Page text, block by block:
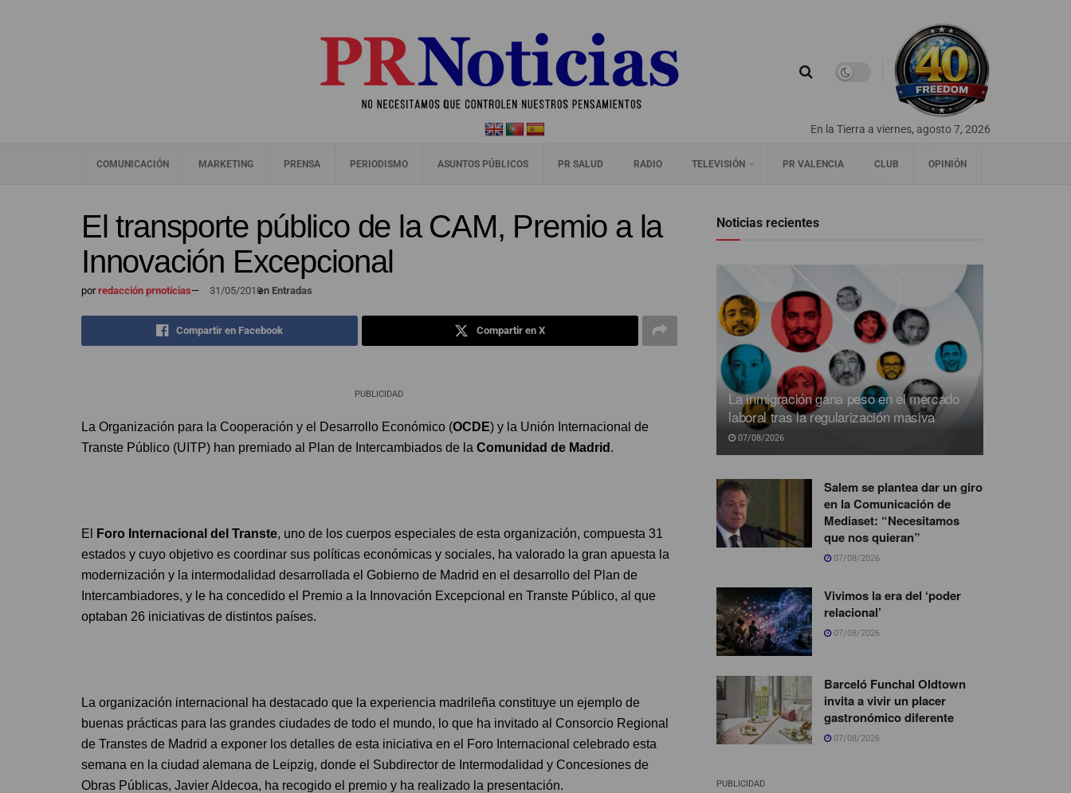
En la Tierra a viernes, agosto 7, 2026
COMUNICACIÓN MARKETING PRENSA PERIODISMO ASUNTOS PÚBLICOS PR SALUD RADIO TELEVISIÓN PR VALENCIA CLUB OPINIÓN
El transporte público de la CAM, Premio a la
Innovación Excepcional
porredacción prnoticias— 31/05/2010en Entradas
Compartir en Facebook Compartir en X
PUBLICIDAD
La Organización para la Cooperación y el Desarrollo Económico (OCDE) y la Unión Internacional de
Transte Público (UITP) han premiado al Plan de Intercambiados de la Comunidad de Madrid .
El Foro Internacional del Transte, uno de los cuerpos especiales de esta organización, compuesta 31
estados y cuyo objetivo es coordinar sus políticas económicas y sociales, ha valorado la gran apuesta la
modernización y la intermodalidad desarrollada el Gobierno de Madrid en el desarrollo del Plan de
Intercambiadores, y le ha concedido el Premio a la Innovación Excepcional en Transte Público, al que
optaban 26 iniciativas de distintos países.
La organización internacional ha destacado que la experiencia madrileña constituye un ejemplo de
buenas prácticas para las grandes ciudades de todo el mundo, lo que ha invitado al Consorcio Regional
de Transtes de Madrid a exponer los detalles de esta iniciativa en el Foro Internacional celebrado esta
semana en la ciudad alemana de Leipzig, donde el Subdirector de Intermodalidad y Concesiones de
Obras Públicas, Javier Aldecoa, ha recogido el premio y ha realizado la presentación.
Noticias recientes
La inmigración gana peso en el mercado
laboral tras la regularización masiva
07/08/2026
Salem se plantea dar un giro
en la Comunicación de
Mediaset: “Necesitamos
que nos quieran”
07/08/2026
Vivimos la era del ‘poder
relacional’
07/08/2026
Barceló Funchal Oldtown
invita a vivir un placer
gastronómico diferente
07/08/2026
PUBLICIDAD